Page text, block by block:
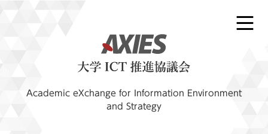
Academic eXchange for Information Environment
and Strategy